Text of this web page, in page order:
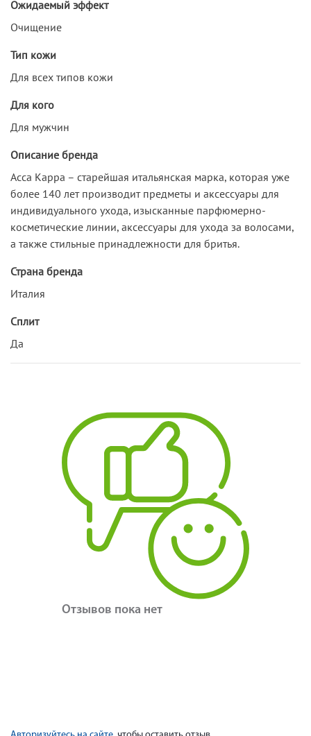
Ожидаемый эффект
Очищение
Тип кожи
Для всех типов кожи
Для кого
Для мужчин
Описание бренда
Acca Kappa – старейшая итальянская марка, которая уже
более 140 лет производит предметы и аксессуары для
индивидуального ухода, изысканные парфюмерно-
косметические линии, аксессуары для ухода за волосами,
а также стильные принадлежности для бритья.
Страна бренда
Италия
Сплит
Да
Отзывов пока нет